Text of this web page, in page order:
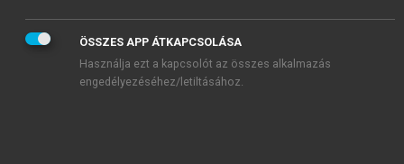
ÖSSZES APP ÁTKAPCSOLÁSA
Használja ezt a kapcsolót az összes alkalmazás
engedélyezéséhez/letiltásához.